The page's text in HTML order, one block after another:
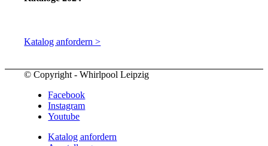
Katalog anfordern >
© Copyright - Whirlpool Leipzig
Facebook
Instagram
Youtube
Katalog anfordern